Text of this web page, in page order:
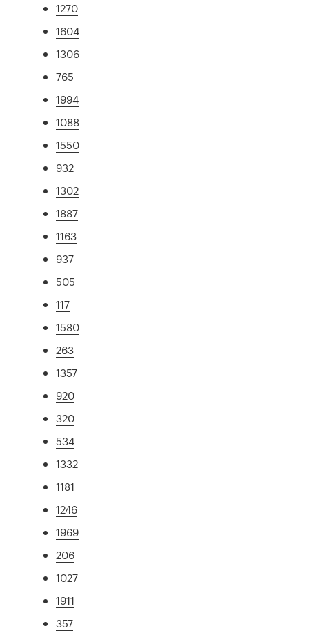
1270
1604
1306
765
1994
1088
1550
932
1302
1887
1163
937
505
117
1580
263
1357
920
320
534
1332
1181
1246
1969
206
1027
1911
357